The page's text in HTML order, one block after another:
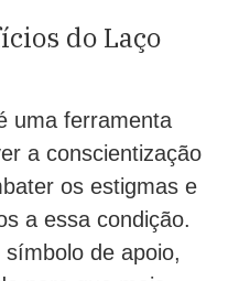
do Laço
uma ferramenta
a conscientização
os estigmas e
a essa condição.
de apoio,